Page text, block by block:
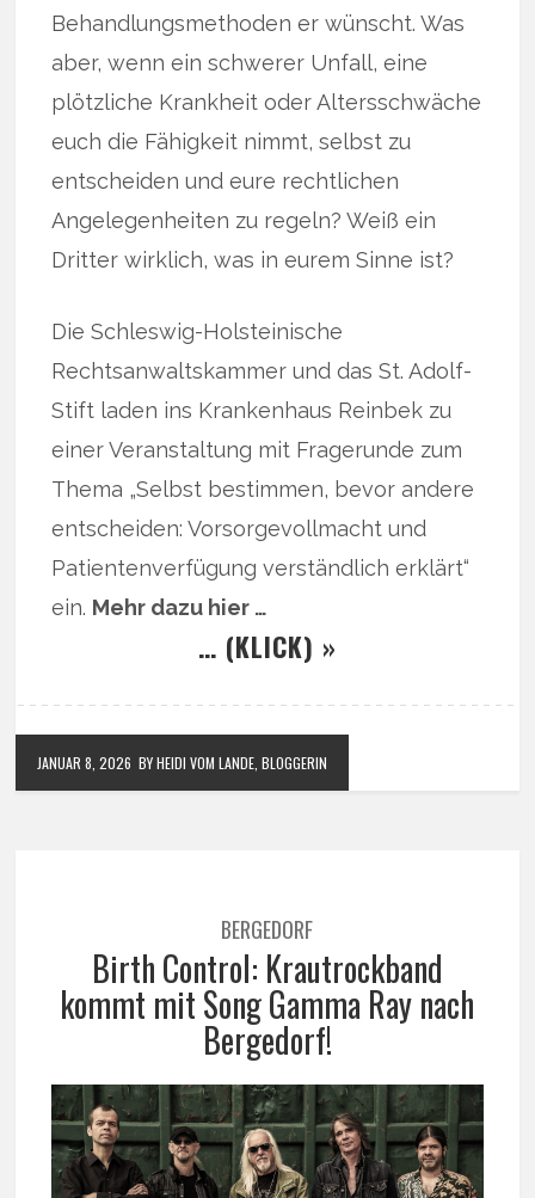
Behandlungsmethoden er wünscht. Was
aber, wenn ein schwerer Unfall, eine
plötzliche Krankheit oder Altersschwäche
euch die Fähigkeit nimmt, selbst zu
entscheiden und eure rechtlichen
Angelegenheiten zu regeln? Weiß ein
Dritter wirklich, was in eurem Sinne ist?
Die Schleswig-Holsteinische
Rechtsanwaltskammer und das St. Adolf-
Stift laden ins Krankenhaus Reinbek zu
einer Veranstaltung mit Fragerunde zum
Thema „Selbst bestimmen, bevor andere
entscheiden: Vorsorgevollmacht und
Patientenverfügung verständlich erklärt“
ein. Mehr dazu hier …
… (KLICK) »
JANUAR 8, 2026 BY HEIDI VOM LANDE, BLOGGERIN
BERGEDORF
Birth Control: Krautrockband
kommt mit Song Gamma Ray nach
Bergedorf!